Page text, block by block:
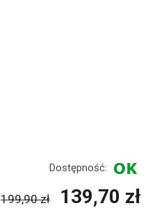
Dostępność:
199,90 zł 139,70 zł